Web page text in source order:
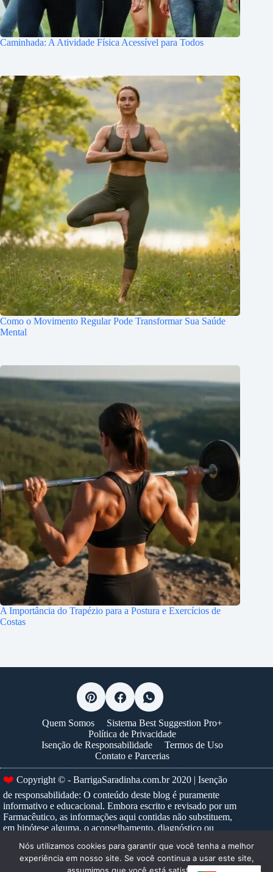
Caminhada: A Atividade Física Acessível para Todos
Como o Movimento Regular Pode Transformar Sua Saúde
Mental
A Importância do Trapézio para a Postura e Exercícios de
Costas
Quem Somos
Sistema Best Suggestion Pro+
Política de Privacidade
Isenção de Responsabilidade
Termos de Uso
Contato e Parcerias
❤️ Copyright © - BarrigaSaradinha.com.br 2020 | Isenção
de responsabilidade: O conteúdo deste blog é puramente
informativo e educacional. Embora escrito e revisado por um
Farmacêutico, as informações aqui contidas não substituem,
em hipótese alguma, o aconselhamento, diagnóstico ou
médico ou adie a busca por um, devido a algo que tenha lido
neste site. Para prescrições e tratamentos específicos,
Nós utilizamos cookies para garantir que você tenha a melhor
experiência em nosso site. Se você continua a usar este site,